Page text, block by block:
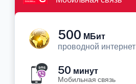
500 МБит
проводной интернет
50 минут
Мобильная связь